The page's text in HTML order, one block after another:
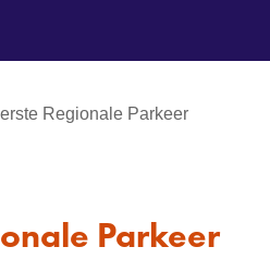
Regionale Parkeer
Parkeer